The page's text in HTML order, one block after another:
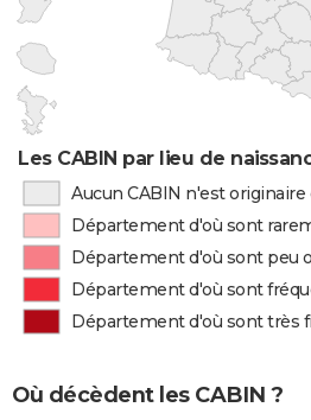
Les CABIN par lieu de
Aucun CABIN n'est
Département d'où sont
Département d'où sont peu
Département d'où sont
Département d'où sont très
Où décèdent les CABIN ?